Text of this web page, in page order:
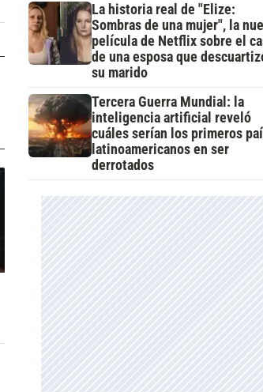
La historia real de "Elize:
Sombras de una mujer", la
película de Netflix sobre el
de una esposa que
su marido
Tercera Guerra Mundial: la
inteligencia artificial reveló
cuáles serían los primeros
latinoamericanos en ser
derrotados